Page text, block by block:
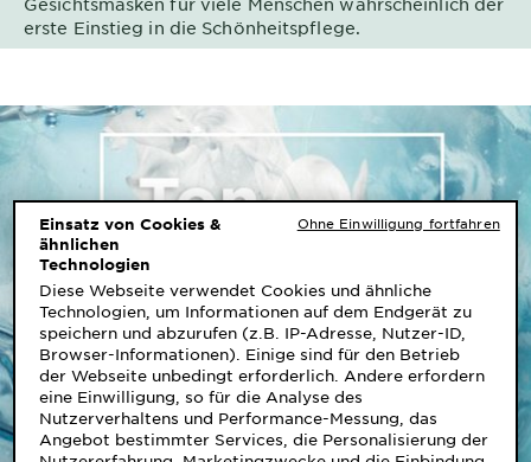
ENTDECKEN
Inhaltsstoffe
Neu!
Garnier x
Gisele
Bündchen
Garnier's Weg
zur
Nachhaltigkeit
Cruelty Free
International
Eco
Beauty
Score
erste Einstieg in die Schönheitspflege.
Einsatz von Cookies &
ähnlichen
Technologien
Diese Webseite verwendet Cookies und ähnliche
Technologien, um Informationen auf dem Endgerät zu
speichern und abzurufen (z.B. IP-Adresse, Nutzer-ID,
Browser-Informationen). Einige sind für den Betrieb
der Webseite unbedingt erforderlich. Andere erfordern
eine Einwilligung, so für die Analyse des
Nutzerverhaltens und Performance-Messung, das
Angebot bestimmter Services, die Personalisierung der
Ohne Einwilligung fortfahren